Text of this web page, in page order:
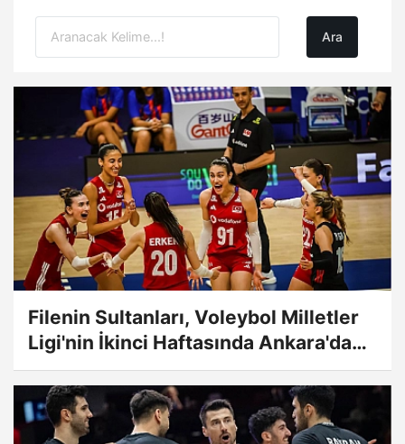
Filenin Sultanları, Voleybol Milletler
Ligi'nin İkinci Haftasında Ankara'da
Sahne Alacak